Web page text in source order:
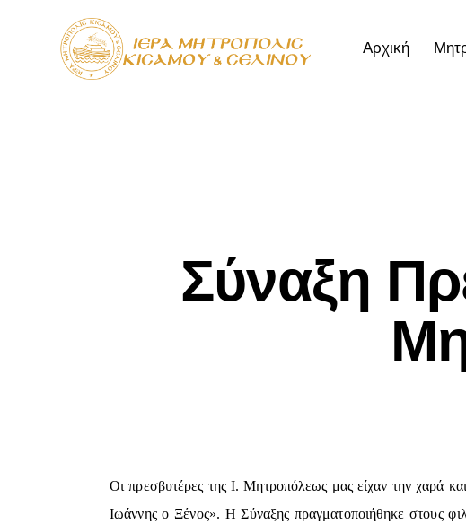
Αρχική
Σύναξη
Οι πρεσβυτέρες της Ι. Μητροπόλεως μας είχαν την χαρά
Ιωάννης ο Ξένος». Η Σύναξης πραγματοποιήθηκε στους